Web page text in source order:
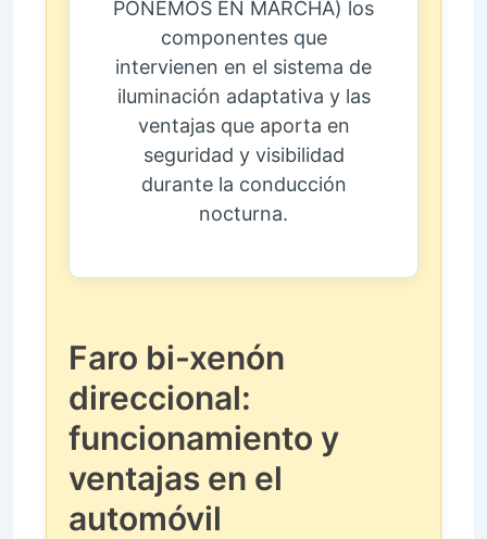
PONEMOS EN MARCHA) los
componentes que
intervienen en el sistema de
iluminación adaptativa y las
ventajas que aporta en
seguridad y visibilidad
durante la conducción
nocturna.
Faro bi-xenón
direccional:
funcionamiento y
ventajas en el
automóvil